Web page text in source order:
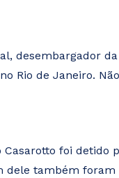
desembargador da
Rio de Janeiro.
foi detido
também foram